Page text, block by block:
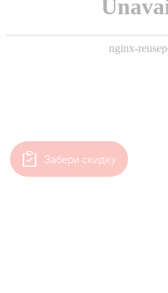
Забери скидку